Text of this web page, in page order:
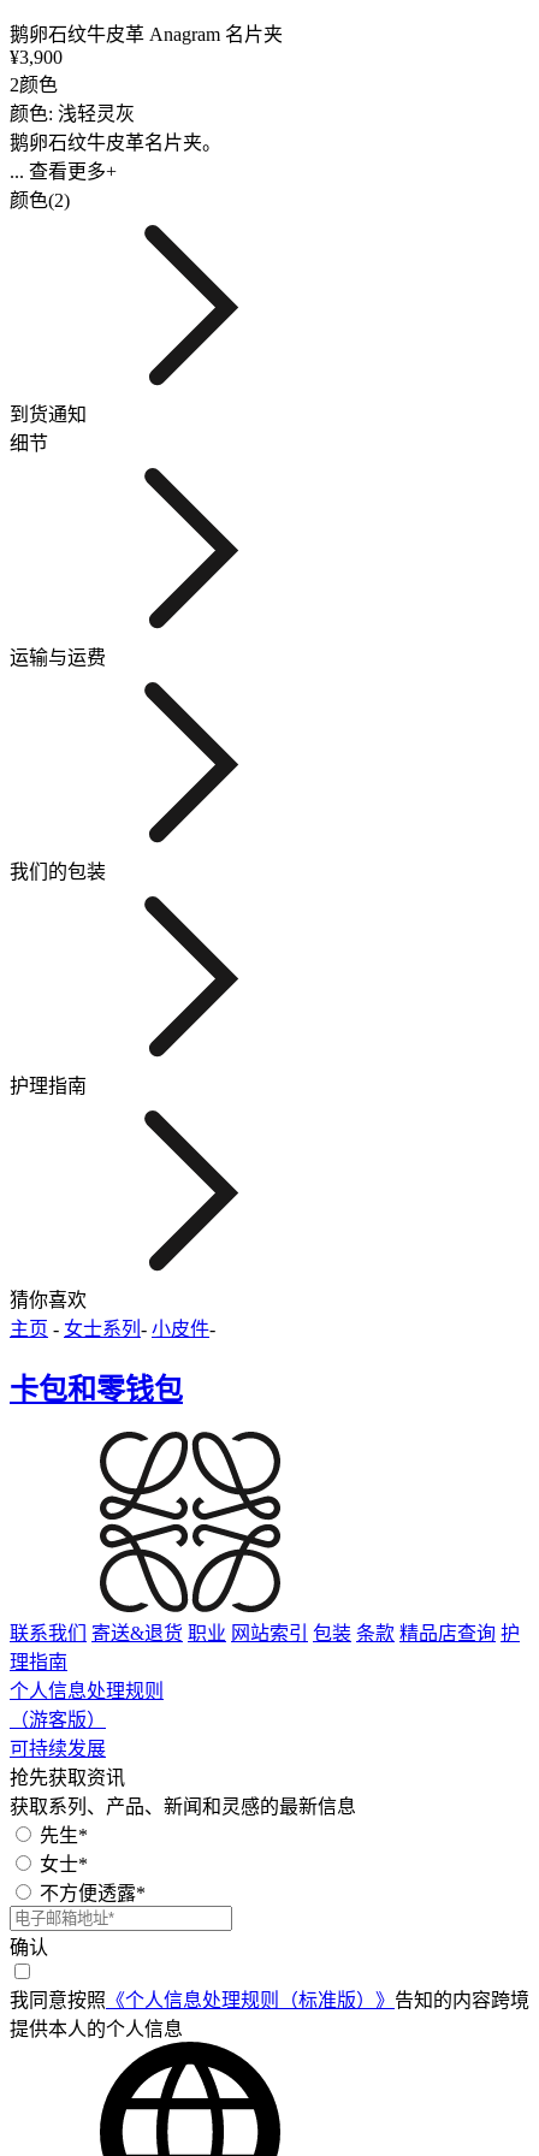
鹅卵石纹牛皮革 Anagram 名片夹
¥3,900
2颜色
颜色: 浅轻灵灰
鹅卵石纹牛皮革名片夹。
... 查看更多+
颜色(2)
到货通知
细节
运输与运费
我们的包装
护理指南
猜你喜欢
主页 - 女士系列 - 小皮件-
卡包和零钱包​
联系我们 寄送&退货 职业 网站索引 包装 条款 精品店查询 护
理指南
个人信息处理规则
（游客版）
可持续发展
抢先获取资讯
获取系列、产品、新闻和灵感的最新信息
先生*
女士*
不方便透露*
确认
我同意按照 《个人信息处理规则（标准版）》 告知的内容跨境
提供本人的个人信息